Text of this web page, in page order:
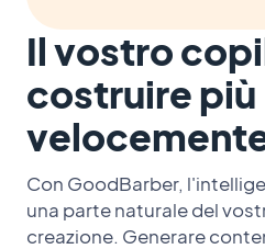
Il vostro
costruire più
Con GoodBarber,
una parte naturale del
creazione. Generare